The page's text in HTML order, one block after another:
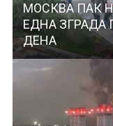
МОСКВА ПАК
ЕДНА ЗГРАДА
ДЕНА